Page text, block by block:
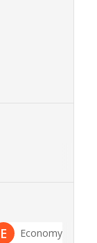
V video